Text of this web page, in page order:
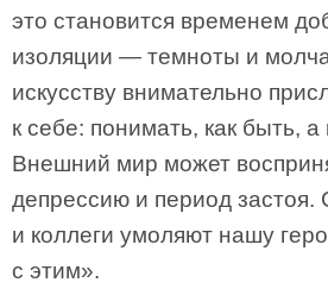
это становится временем
изоляции — темноты и
искусству внимательно
к себе: понимать, как быть, а
Внешний мир может
депрессию и период застоя.
и коллеги умоляют нашу
с этим».